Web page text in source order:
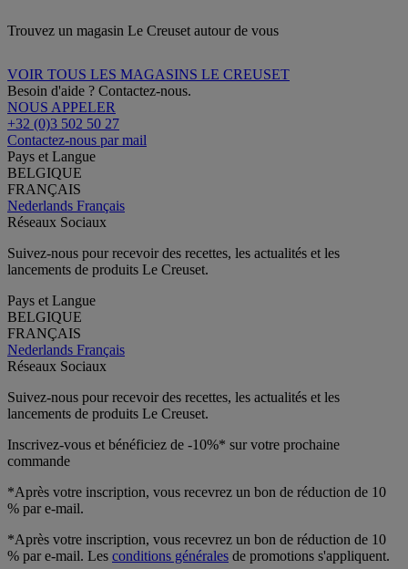
Trouvez un magasin Le Creuset autour de vous
VOIR TOUS LES MAGASINS LE CREUSET
Besoin d'aide ? Contactez-nous.
NOUS APPELER
+32 (0)3 502 50 27
Contactez-nous par mail
Pays et Langue
BELGIQUE
FRANÇAIS
Nederlands Français
Réseaux Sociaux
Suivez-nous pour recevoir des recettes, les actualités et les
lancements de produits Le Creuset.
Pays et Langue
BELGIQUE
FRANÇAIS
Nederlands Français
Réseaux Sociaux
Suivez-nous pour recevoir des recettes, les actualités et les
lancements de produits Le Creuset.
Inscrivez-vous et bénéficiez de -10%* sur votre prochaine
commande
*Après votre inscription, vous recevrez un bon de réduction de 10
% par e-mail.
*Après votre inscription, vous recevrez un bon de réduction de 10
% par e-mail. Les conditions générales de promotions s'appliquent.